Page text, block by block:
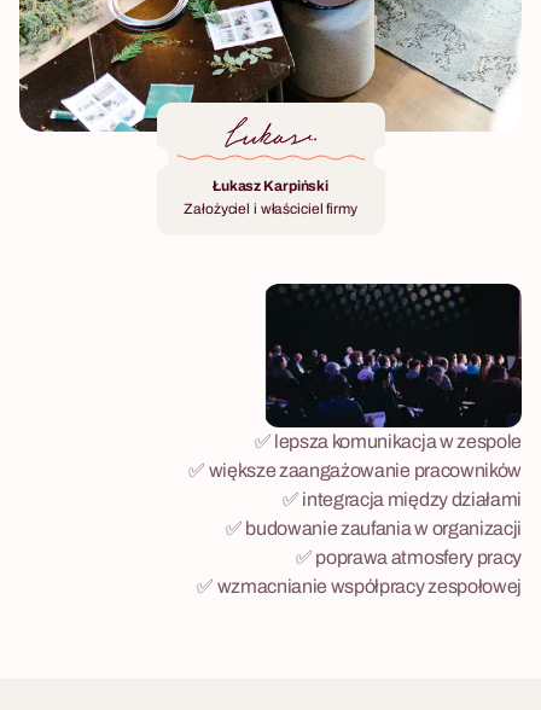
Łukasz Karpiński
Założyciel i właściciel firmy
✅ lepsza komunikacja w zespole
✅ większe zaangażowanie pracowników
✅ integracja między działami
✅ budowanie zaufania w organizacji
✅ poprawa atmosfery pracy
✅ wzmacnianie współpracy zespołowej